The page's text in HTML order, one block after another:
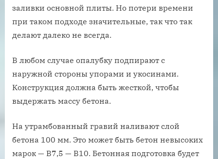
заливки основной плиты. Но потери времени
при таком подходе значительные, так что так
делают далеко не всегда.
В любом случае опалубку подпирают с
наружной стороны упорами и укосинами.
Конструкция должна быть жесткой, чтобы
выдержать массу бетона.
На утрамбованный гравий наливают слой
бетона 100 мм. Это может быть бетон невысоких
марок — В7,5 — В10. Бетонная подготовка будет